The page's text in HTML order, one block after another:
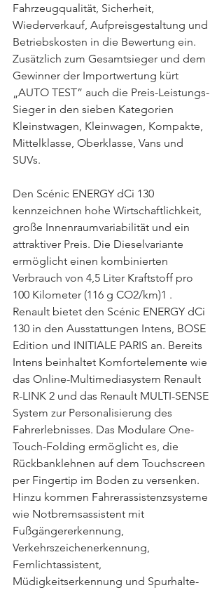
Fahrzeugqualität, Sicherheit,
Wiederverkauf, Aufpreisgestaltung und
Betriebskosten in die Bewertung ein.
Zusätzlich zum Gesamtsieger und dem
Gewinner der Importwertung kürt
„AUTO TEST” auch die Preis-Leistungs-
Sieger in den sieben Kategorien
Kleinstwagen, Kleinwagen, Kompakte,
Mittelklasse, Oberklasse, Vans und
SUVs.
Den Scénic ENERGY dCi 130
kennzeichnen hohe Wirtschaftlichkeit,
große Innenraumvariabilität und ein
attraktiver Preis. Die Dieselvariante
ermöglicht einen kombinierten
Verbrauch von 4,5 Liter Kraftstoff pro
100 Kilometer (116 g CO2/km)1 .
Renault bietet den Scénic ENERGY dCi
130 in den Ausstattungen Intens, BOSE
Edition und INITIALE PARIS an. Bereits
Intens beinhaltet Komfortelemente wie
das Online-Multimediasystem Renault
R-LINK 2 und das Renault MULTI-SENSE
System zur Personalisierung des
Fahrerlebnisses. Das Modulare One-
Touch-Folding ermöglicht es, die
Rückbanklehnen auf dem Touchscreen
per Fingertip im Boden zu versenken.
Hinzu kommen Fahrerassistenzsysteme
wie Notbremsassistent mit
Fußgängererkennung,
Verkehrszeichenerkennung,
Fernlichtassistent,
Müdigkeitserkennung und Spurhalte-